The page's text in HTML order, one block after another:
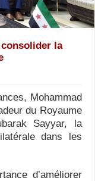
la
Mohammad
du Royaume
Sayyar, la
dans les
d’améliorer